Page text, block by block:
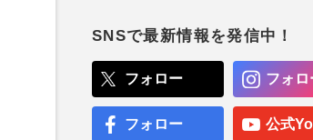
SNSで最新情報を発信中！
フォロー フォロ
フォロー 公式